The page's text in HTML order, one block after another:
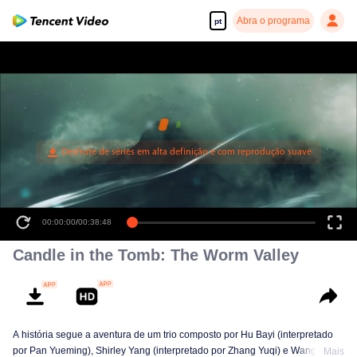
pt Abra o programa
00:00:00/00:38:48
Candle in the Tomb: The Worm Valley
A história segue a aventura de um trio composto por Hu Bayi (interpretado
por Pan Yueming), Shirley Yang (interpretado por Zhang Yuqi) e Wang Fatzi
Mais